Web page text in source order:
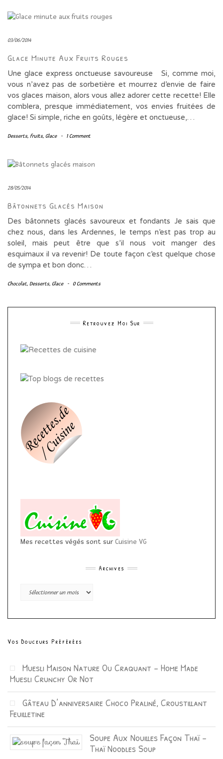
03/06/2014
Glace Minute Aux Fruits Rouges
Une glace express onctueuse savoureuse Si, comme moi,
vous n’avez pas de sorbetière et mourrez d’envie de faire
vos glaces maison, alors vous allez adorer cette recette! Elle
comblera, presque immédiatement, vos envies fruitées de
glace! Si simple, riche en goûts, légère et onctueuse,…
Desserts, fruits, Glace - 1 Comment
28/05/2014
Bâtonnets Glacés Maison
Des bâtonnets glacés savoureux et fondants Je sais que
chez nous, dans les Ardennes, le temps n’est pas trop au
soleil, mais peut être que s’il nous voit manger des
esquimaux il va revenir! De toute façon c’est quelque chose
de sympa et bon donc…
Chocolat, Desserts, Glace - 0 Comments
Retrouvez Moi Sur
Mes recettes végés sont sur Cuisine VG
Archives
Archives
Vos Douceurs Préférées
Muesli Maison Nature Ou Craquant – Home Made
Muesli Crunchy Or Not
Gâteau D’anniversaire Choco Praliné, Croustillant
Feuilletine
Soupe Aux Nouilles Façon Thaï –
Thaï Noodles Soup